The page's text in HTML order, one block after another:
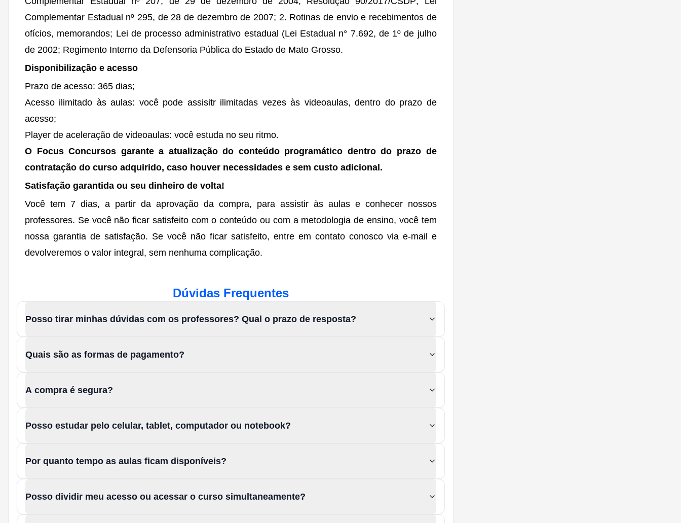
Complementar Estadual nº 295, de 28 de dezembro de 2007; 2. Rotinas de envio e recebimentos de
ofícios, memorandos; Lei de processo administrativo estadual (Lei Estadual n° 7.692, de 1º de julho
de 2002; Regimento Interno da Defensoria Pública do Estado de Mato Grosso.
Disponibilização e acesso
Prazo de acesso: 365 dias;
Acesso ilimitado às aulas: você pode assisitr ilimitadas vezes às videoaulas, dentro do prazo de
acesso;
Player de aceleração de videoaulas: você estuda no seu ritmo.
O Focus Concursos garante a atualização do conteúdo programático dentro do prazo de
contratação do curso adquirido, caso houver necessidades e sem custo adicional.
Satisfação garantida ou seu dinheiro de volta!
Você tem 7 dias, a partir da aprovação da compra, para assistir às aulas e conhecer nossos
professores. Se você não ficar satisfeito com o conteúdo ou com a metodologia de ensino, você tem
nossa garantia de satisfação. Se você não ficar satisfeito, entre em contato conosco via e-mail e
devolveremos o valor integral, sem nenhuma complicação.
Dúvidas Frequentes
Posso tirar minhas dúvidas com os professores? Qual o prazo de resposta?
Quais são as formas de pagamento?
A compra é segura?
Posso estudar pelo celular, tablet, computador ou notebook?
Por quanto tempo as aulas ficam disponíveis?
Posso dividir meu acesso ou acessar o curso simultaneamente?